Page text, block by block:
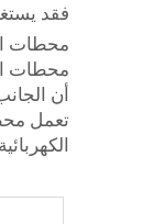
فقد يستغرق
أن